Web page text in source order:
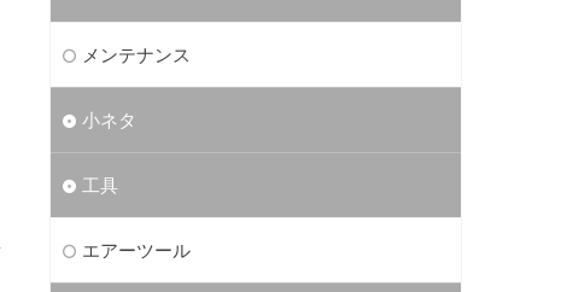
メンテナンス
小ネタ
工具
エアーツール